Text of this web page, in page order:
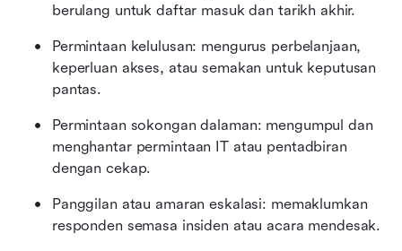
berulang untuk daftar masuk dan tarikh akhir.
Permintaan kelulusan: mengurus perbelanjaan,
keperluan akses, atau semakan untuk keputusan
pantas.
Permintaan sokongan dalaman: mengumpul dan
menghantar permintaan IT atau pentadbiran
dengan cekap.
Panggilan atau amaran eskalasi: memaklumkan
responden semasa insiden atau acara mendesak.